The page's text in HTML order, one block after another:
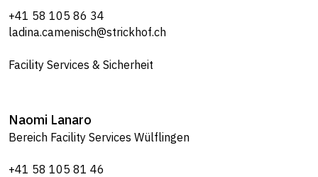
+41 58 105 86 34
ladina.camenisch@strickhof.ch
Facility Services & Sicherheit
Naomi Lanaro
Bereich Facility Services Wülflingen
+41 58 105 81 46